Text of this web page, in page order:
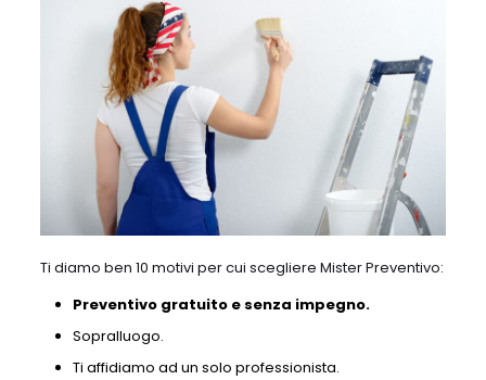
Ti diamo ben 10 motivi per cui scegliere Mister Preventivo:
Preventivo gratuito e senza impegno.
Sopralluogo.
Ti affidiamo ad un solo professionista.